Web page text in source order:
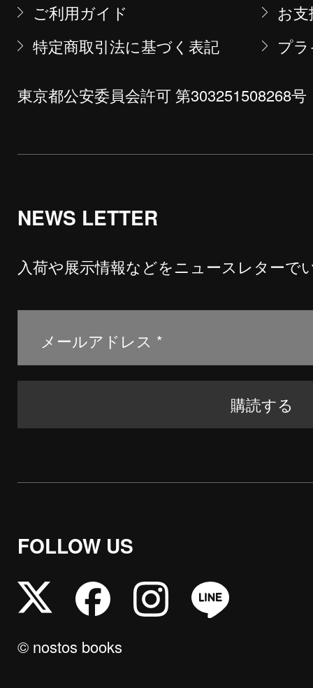
ご利用ガイド
お
特定商取引法に基づく表記
プ
東京都公安委員会許可 第303251508268号
NEWS LETTER
入荷や展示情報などをニュースレターで
FOLLOW US
© nostos books